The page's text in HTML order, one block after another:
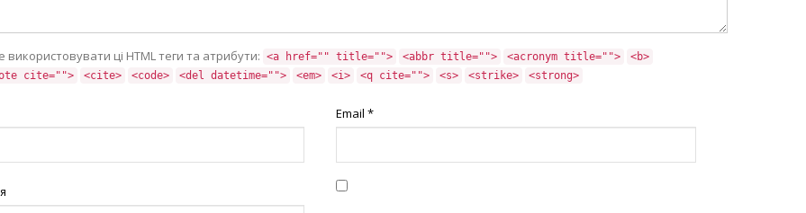
використовувати ці HTML теги та атрибути: <a href="" title=""> <abbr title=""> <acronym title="">
<b>
cite="">
<cite> <code> <del datetime=""> <em> <i> <q cite=""> <s> <strike> <strong>
Email *